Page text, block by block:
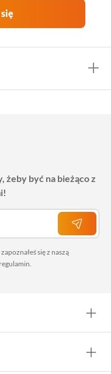
żeby być na bieżąco z
się z naszą
regulamin.